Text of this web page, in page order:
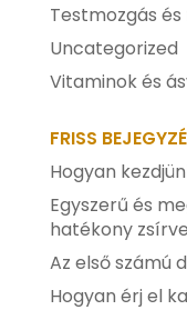
Testmozgás és
Uncategorized
Vitaminok és
FRISS
Hogyan
Egyszerű és
hatékony
Az első számú
Hogyan érj el